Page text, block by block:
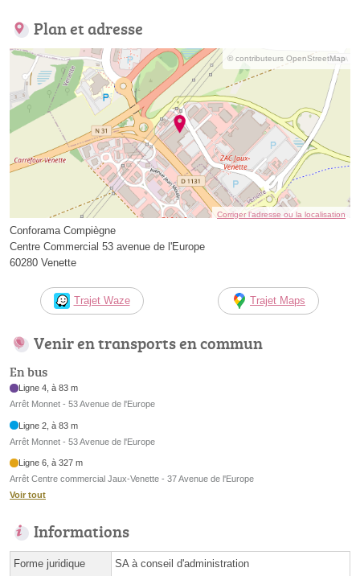
Plan et adresse
© contributeurs OpenStreetMap
Corriger l’adresse ou la localisation
Conforama Compiègne
Centre Commercial 53 avenue de l'Europe
60280 Venette
Trajet Waze Trajet Maps
Venir en transports en commun
En bus
Ligne 4, à 83 m
Arrêt Monnet - 53 Avenue de l'Europe
Ligne 2, à 83 m
Arrêt Monnet - 53 Avenue de l'Europe
Ligne 6, à 327 m
Arrêt Centre commercial Jaux-Venette - 37 Avenue de l'Europe
Voir tout
Informations
Forme juridique SA à conseil d'administration